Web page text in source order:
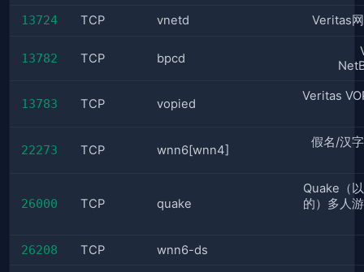
13724 TCP vnetd Veritas
13782 TCP bpcd
13783 TCP vopied
Veritas
22273 TCP wnn6[wnn4]
假名/汉
26000 TCP quake
Quake（
的）多人
26208 TCP wnn6-ds